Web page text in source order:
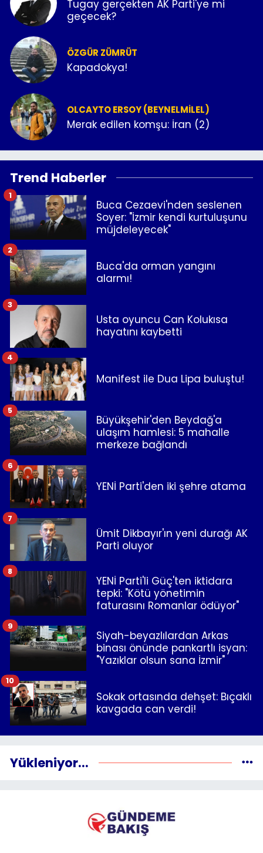
Tugay gerçekten AK Parti'ye mi
geçecek?
ÖZGÜR ZÜMRÜT
Kapadokya!
OLCAYTO ERSOY (BEYNELMILEL)
Merak edilen komşu: İran (2)
Trend Haberler
Buca Cezaevi'nden seslenen
Soyer: "İzmir kendi kurtuluşunu
müjdeleyecek"
1
Buca'da orman yangını
alarmı!
2
Usta oyuncu Can Kolukısa
hayatını kaybetti
3
Manifest ile Dua Lipa buluştu!
4
Büyükşehir'den Beydağ'a
ulaşım hamlesi: 5 mahalle
merkeze bağlandı
5
YENİ Parti'den iki şehre atama
6
Ümit Dikbayır'ın yeni durağı AK
Parti oluyor
7
YENİ Parti'li Güç'ten iktidara
tepki: "Kötü yönetimin
faturasını Romanlar ödüyor"
8
Siyah-beyazlılardan Arkas
binası önünde pankartlı isyan:
"Yazıklar olsun sana İzmir"
9
Sokak ortasında dehşet: Bıçaklı
kavgada can verdi!
10
Yükleniyor...